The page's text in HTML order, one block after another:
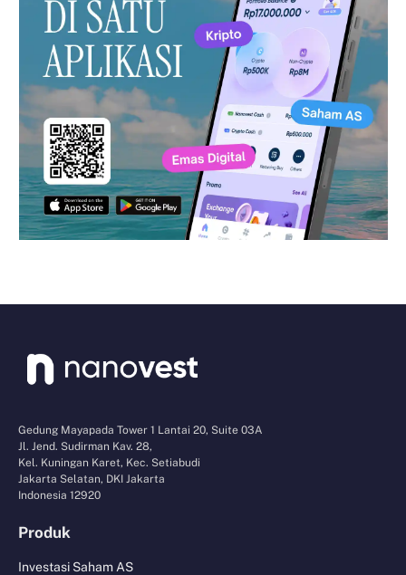
Gedung Mayapada Tower 1 Lantai 20, Suite 03A
Jl. Jend. Sudirman Kav. 28,
Kel. Kuningan Karet, Kec. Setiabudi
Jakarta Selatan, DKI Jakarta
Indonesia 12920
Produk
Investasi Saham AS